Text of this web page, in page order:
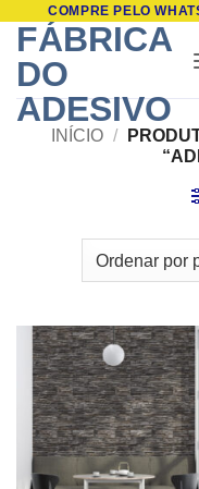
content
COMPRE PELO
FÁBRICA
DO
ADESIVO
INÍCIO /